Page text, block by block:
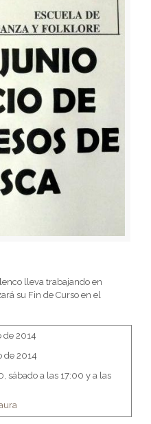
lleva trabajando en
su Fin de Curso en el
de 2014
de 2014
sábado a las 17:00 y a las